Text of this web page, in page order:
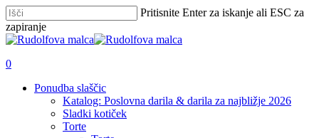
Skip
to
main
Pritisnite Enter za iskanje ali ESC za
zapiranje
Zapri
išči
account
0
Ponudba slaščic
Katalog: Poslovna darila & darila za najbližje 2026
Sladki kotiček
Torte